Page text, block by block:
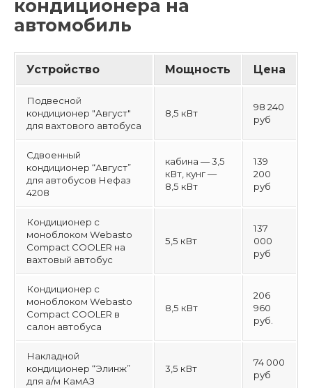
кондиционера на
автомобиль
Устройство Мощность Цена
Подвесной
кондиционер "Август"
для вахтового автобуса
8,5 кВт
98 240
руб
Сдвоенный
кондиционер “Август”
для автобусов Нефаз
4208
кабина — 3,5
кВт, кунг —
8,5 кВт
139
200
руб
Кондиционер с
моноблоком Webasto
Compact COOLER на
вахтовый автобус
5,5 кВт
137
000
руб
Кондиционер с
моноблоком Webasto
Compact COOLER в
салон автобуса
8,5 кВт
206
960
руб.
Накладной
кондиционер “Элинж”
для а/м КамАЗ
3,5 кВт
74 000
руб